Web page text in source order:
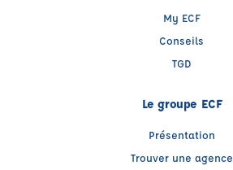
My ECF
Conseils
TGD
Le groupe ECF
Présentation
Trouver une agence